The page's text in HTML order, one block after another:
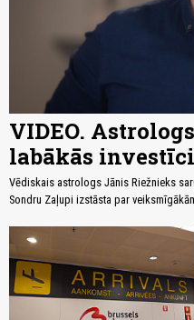
VIDEO.
labākās
Vēdiskais astrologs Jānis Riežnieks
Sondru Zaļupi izstāsta par